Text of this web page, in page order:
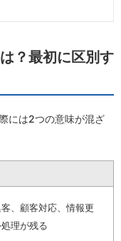
？最初に区別す
には2つの意味が混ざ
、顧客対応、情報更
理が残る